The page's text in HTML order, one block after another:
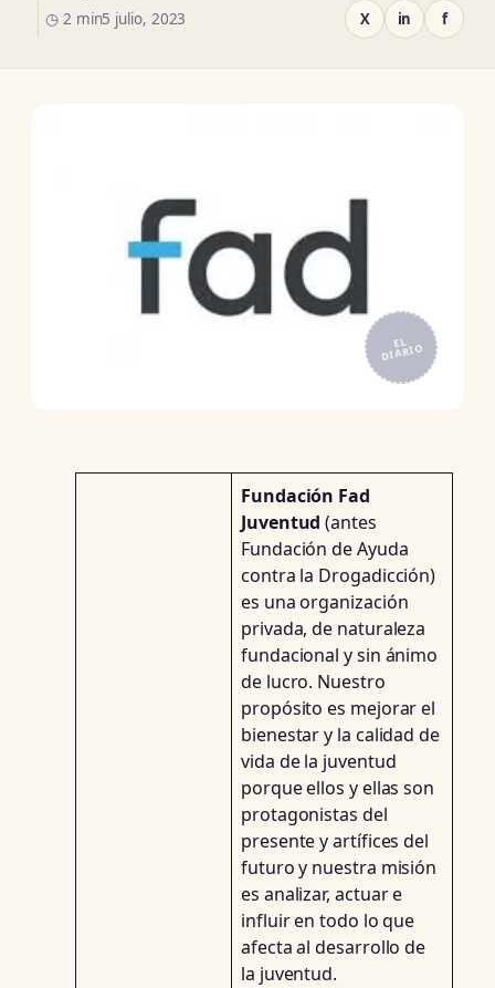
◷ 2 min5 julio, 2023 X in f
EL
DIARIO
Fundación Fad
Juventud (antes
Fundación de Ayuda
contra la Drogadicción)
es una organización
privada, de naturaleza
fundacional y sin ánimo
de lucro. Nuestro
propósito es mejorar el
bienestar y la calidad de
vida de la juventud
porque ellos y ellas son
protagonistas del
presente y artífices del
futuro y nuestra misión
es analizar, actuar e
influir en todo lo que
afecta al desarrollo de
la juventud.